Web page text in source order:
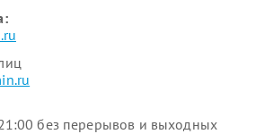
без перерывов и выходных